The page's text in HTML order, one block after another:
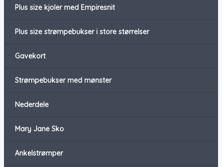
Plus size kjoler med Empiresnit
Plus size strømpebukser i store størrelser
Gavekort
Strømpebukser med mønster
Nederdele
Mary Jane Sko
Ankelstrømper